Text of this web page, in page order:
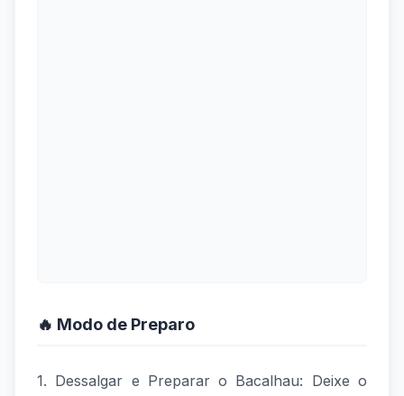
🔥 Modo de Preparo
1. Dessalgar e Preparar o Bacalhau: Deixe o